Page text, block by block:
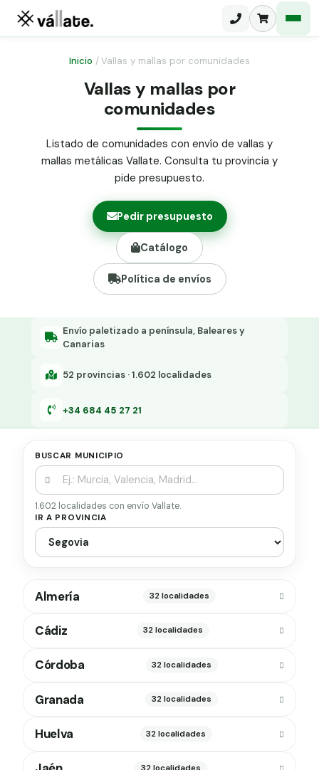
Malla electrosoldada
Malla simple torsión
Malla triple torsión
Panel malla H.
Puerta abatible dos hojas
Puerta acceso peatonal
Poste malla simple torsión
Alambre de espino galvanizado
Alambre liso galvanizado
Malla ocultación 70 g/m² verde
Abrazadera PVC malla H.
Grapa malla H.
Grapas a-18
Tensor galvanizado
Inicio / Vallas y mallas por comunidades
Vallas y mallas por
comunidades
Listado de comunidades con envío de vallas y
mallas metálicas Vallate. Consulta tu provincia y
pide presupuesto.
Pedir presupuesto
Catálogo
Política de envíos
Envío paletizado a península, Baleares y
Canarias
52 provincias · 1.602 localidades
+34 684 45 27 21
BUSCAR MUNICIPIO
1.602 localidades con envío Vallate.
IR A PROVINCIA
Almería 32 localidades
Cádiz 32 localidades
Córdoba 32 localidades
Granada 32 localidades
Huelva 32 localidades